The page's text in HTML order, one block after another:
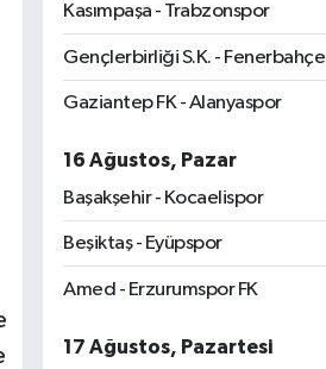
Kasımpaşa - Trabzonspor
Gençlerbirliği S.K. - Fenerbahçe
Gaziantep FK - Alanyaspor
16 Ağustos, Pazar
Başakşehir - Kocaelispor
Beşiktaş - Eyüpspor
Amed - Erzurumspor FK
17 Ağustos, Pazartesi